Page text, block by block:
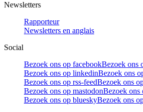
Newsletters
Rapporteur
Newsletters en anglais
Social
Bezoek ons op facebookBezoek ons
Bezoek ons op linkedinBezoek ons
Bezoek ons op rss-feedBezoek ons
Bezoek ons op mastodonBezoek ons
Bezoek ons op blueskyBezoek ons